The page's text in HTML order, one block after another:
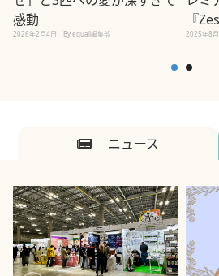
感動
2026年2月4日 By equall編集部
『
2025年8
ニュース